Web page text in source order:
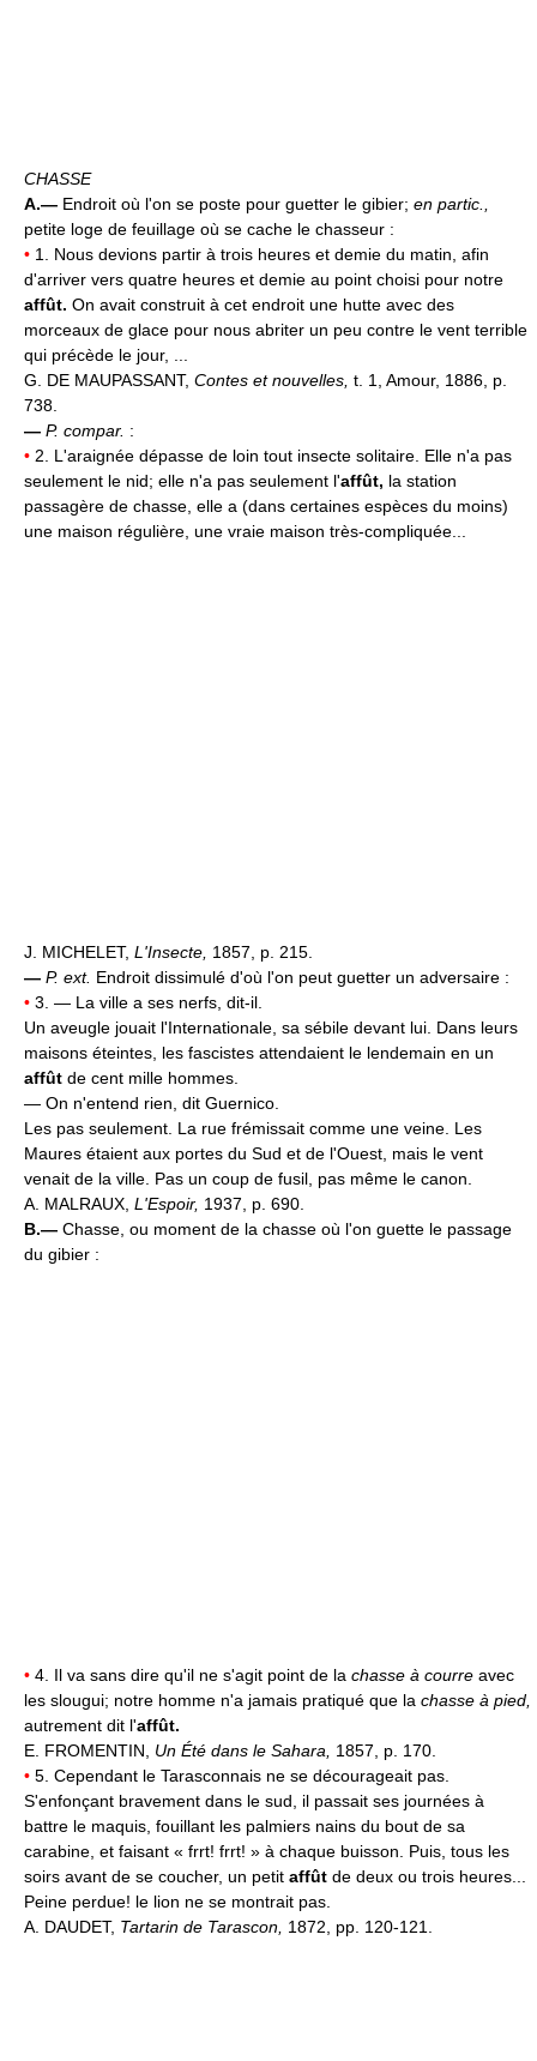
CHASSE
A.— Endroit où l'on se poste pour guetter le gibier; en partic.,
petite loge de feuillage où se cache le chasseur :
• 1. Nous devions partir à trois heures et demie du matin, afin
d'arriver vers quatre heures et demie au point choisi pour notre
affût. On avait construit à cet endroit une hutte avec des
morceaux de glace pour nous abriter un peu contre le vent terrible
qui précède le jour, ...
G. DE MAUPASSANT, Contes et nouvelles, t. 1, Amour, 1886, p.
738.
— P. compar. :
• 2. L'araignée dépasse de loin tout insecte solitaire. Elle n'a pas
seulement le nid; elle n'a pas seulement l'affût, la station
passagère de chasse, elle a (dans certaines espèces du moins)
une maison régulière, une vraie maison très-compliquée...
J. MICHELET, L'Insecte, 1857, p. 215.
— P. ext. Endroit dissimulé d'où l'on peut guetter un adversaire :
• 3. — La ville a ses nerfs, dit-il.
Un aveugle jouait l'Internationale, sa sébile devant lui. Dans leurs
maisons éteintes, les fascistes attendaient le lendemain en un
affût de cent mille hommes.
— On n'entend rien, dit Guernico.
Les pas seulement. La rue frémissait comme une veine. Les
Maures étaient aux portes du Sud et de l'Ouest, mais le vent
venait de la ville. Pas un coup de fusil, pas même le canon.
A. MALRAUX, L'Espoir, 1937, p. 690.
B.— Chasse, ou moment de la chasse où l'on guette le passage
du gibier :
• 4. Il va sans dire qu'il ne s'agit point de la chasse à courre avec
les slougui; notre homme n'a jamais pratiqué que la chasse à pied,
autrement dit l'affût.
E. FROMENTIN, Un Été dans le Sahara, 1857, p. 170.
• 5. Cependant le Tarasconnais ne se décourageait pas.
S'enfonçant bravement dans le sud, il passait ses journées à
battre le maquis, fouillant les palmiers nains du bout de sa
carabine, et faisant « frrt! frrt! » à chaque buisson. Puis, tous les
soirs avant de se coucher, un petit affût de deux ou trois heures...
Peine perdue! le lion ne se montrait pas.
A. DAUDET, Tartarin de Tarascon, 1872, pp. 120-121.